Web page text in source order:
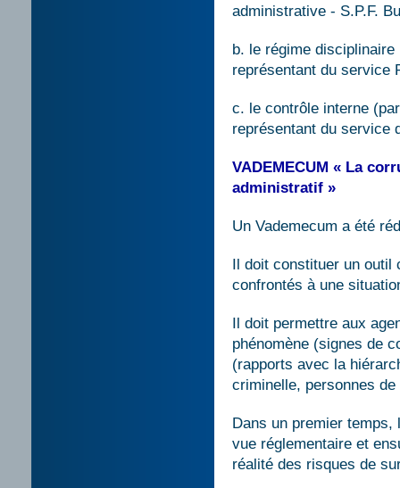
administrative - S.P.F.
b. le régime
représentant du service
c. le contrôle interne
représentant du service
VADEMECUM « La
administratif »
Un Vademecum a été
Il doit constituer un outil
confrontés à une
Il doit permettre aux
phénomène (signes de
(rapports avec la
criminelle, personnes
Dans un premier temps,
vue réglementaire et
réalité des risques de